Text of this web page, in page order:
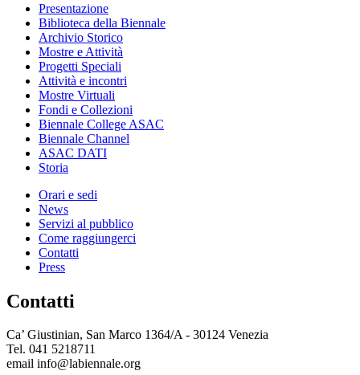
Presentazione
Biblioteca della Biennale
Archivio Storico
Mostre e Attività
Progetti Speciali
Attività e incontri
Mostre Virtuali
Fondi e Collezioni
Biennale College ASAC
Biennale Channel
ASAC DATI
Storia
Orari e sedi
News
Servizi al pubblico
Come raggiungerci
Contatti
Press
Contatti
Ca’ Giustinian, San Marco 1364/A - 30124 Venezia
Tel. 041 5218711
email info@labiennale.org